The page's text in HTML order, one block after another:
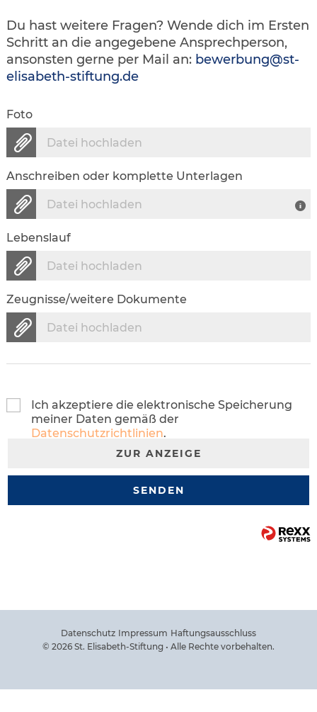
Du hast weitere Fragen? Wende dich im Ersten
Schritt an die angegebene Ansprechperson,
ansonsten gerne per Mail an: bewerbung@st-
elisabeth-stiftung.de
Foto
Datei hochladen
Anschreiben oder komplette Unterlagen
Datei hochladen
Lebenslauf
Datei hochladen
Zeugnisse/weitere Dokumente
Datei hochladen
Ich akzeptiere die elektronische Speicherung
meiner Daten gemäß der
Datenschutzrichtlinien.
ZUR ANZEIGE
SENDEN
Datenschutz Impressum Haftungsausschluss
© 2026 St. Elisabeth-Stiftung • Alle Rechte vorbehalten.